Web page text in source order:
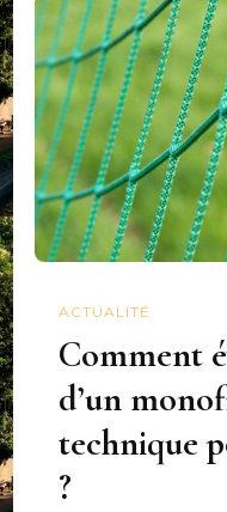
ACTUALITÉ
Comment
d’un
technique
?